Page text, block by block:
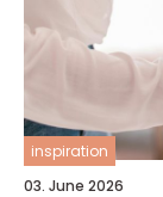
inspiration
03. June 2026